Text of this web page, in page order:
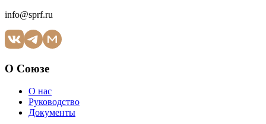
info@sprf.ru
О Союзе
О нас
Руководство
Документы